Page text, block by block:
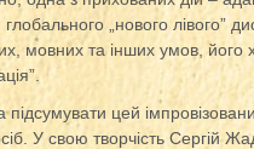
„нового лівого”
мовних та інших умов, його
підсумувати цей
У свою творчість Сергій